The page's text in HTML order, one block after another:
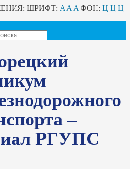
ШРИФТ: A A A ФОН: Ц Ц Ц
–
РГУПС